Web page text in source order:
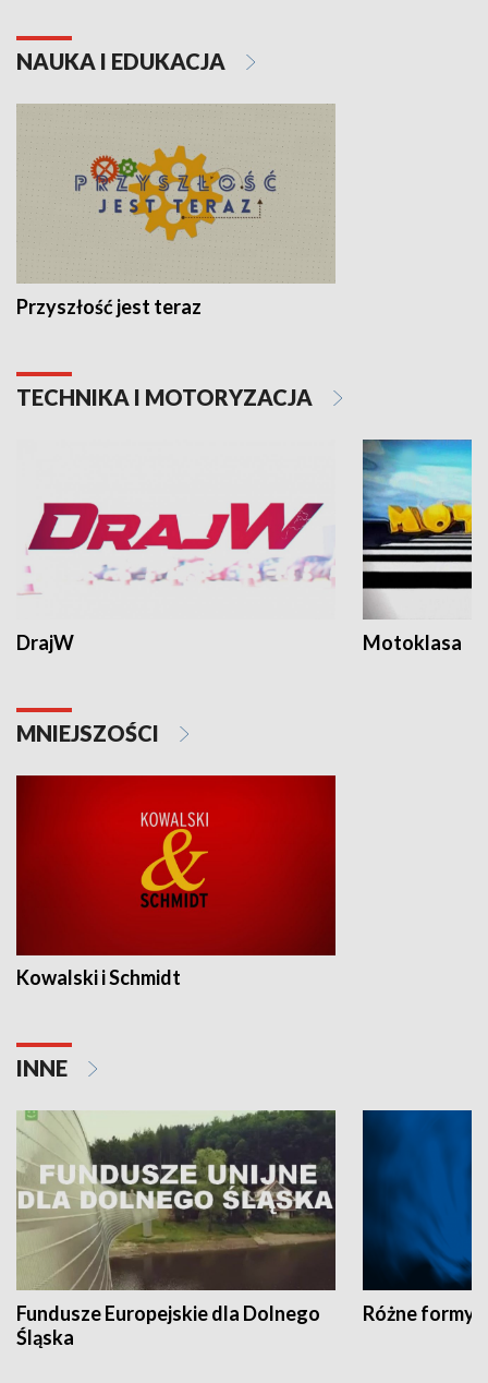
NAUKA I EDUKACJA
Przyszłość jest teraz
TECHNIKA I MOTORYZACJA
DrajW Motoklasa
MNIEJSZOŚCI
Kowalski i Schmidt
INNE
Fundusze Europejskie dla Dolnego
Śląska
Różne formy